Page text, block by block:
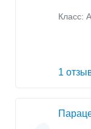
Класс:
1